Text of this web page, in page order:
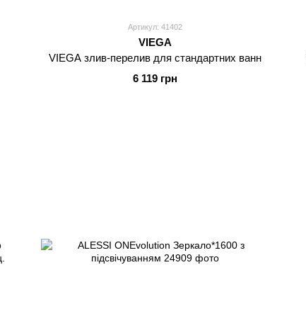
Артикул: 41402
VIEGA
VIEGA злив-перелив для стандартних ванн
6 119 грн